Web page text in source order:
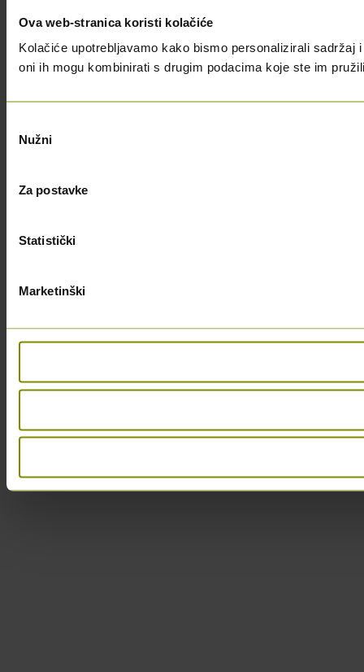
Ova web-stranica koristi kolačiće
Kolačiće upotrebljavamo kako bismo personalizirali
oni ih mogu kombinirati s drugim podacima koje ste im
pristanka
Nužni
Za postavke
Statistički
Marketinški